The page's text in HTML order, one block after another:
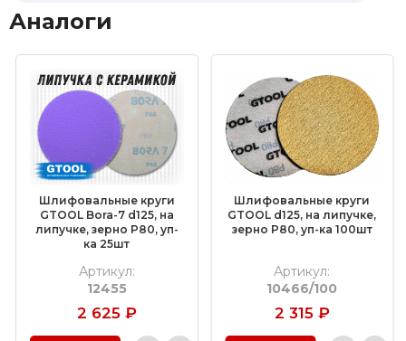
Аналоги
Шлифовальные круги
GTOOL Bora-7 d125, на
липучке, зерно P80, уп-
ка 25шт
Артикул:
12455
2 625 ₽
Шлифовальные круги
GTOOL d125, на липучке,
зерно P80, уп-ка 100шт
Артикул:
10466/100
2 315 ₽